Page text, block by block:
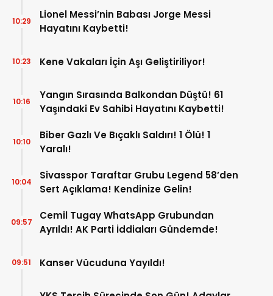
Lionel Messi’nin Babası Jorge Messi
Hayatını Kaybetti!
10:29
Kene Vakaları İçin Aşı Geliştiriliyor!
10:23
Yangın Sırasında Balkondan Düştü! 61
Yaşındaki Ev Sahibi Hayatını Kaybetti!
10:16
Biber Gazlı Ve Bıçaklı Saldırı! 1 Ölü! 1
Yaralı!
10:10
Sivasspor Taraftar Grubu Legend 58’den
Sert Açıklama! Kendinize Gelin!
10:04
Cemil Tugay WhatsApp Grubundan
Ayrıldı! AK Parti İddiaları Gündemde!
09:57
Kanser Vücuduna Yayıldı!
09:51